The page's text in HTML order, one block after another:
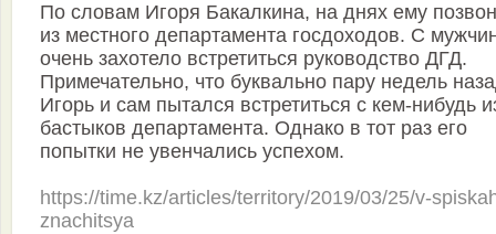
По словам Игоря Бакалкина, на днях ему
из местного департамента госдоходов. С
очень захотело встретиться руководство ДГД.
Примечательно, что буквально пару недель
Игорь и сам пытался встретиться с кем-нибудь
бастыков департамента. Однако в тот раз его
попытки не увенчались успехом.
https://time.kz/articles/territory/2019/03/25/v-
znachitsya